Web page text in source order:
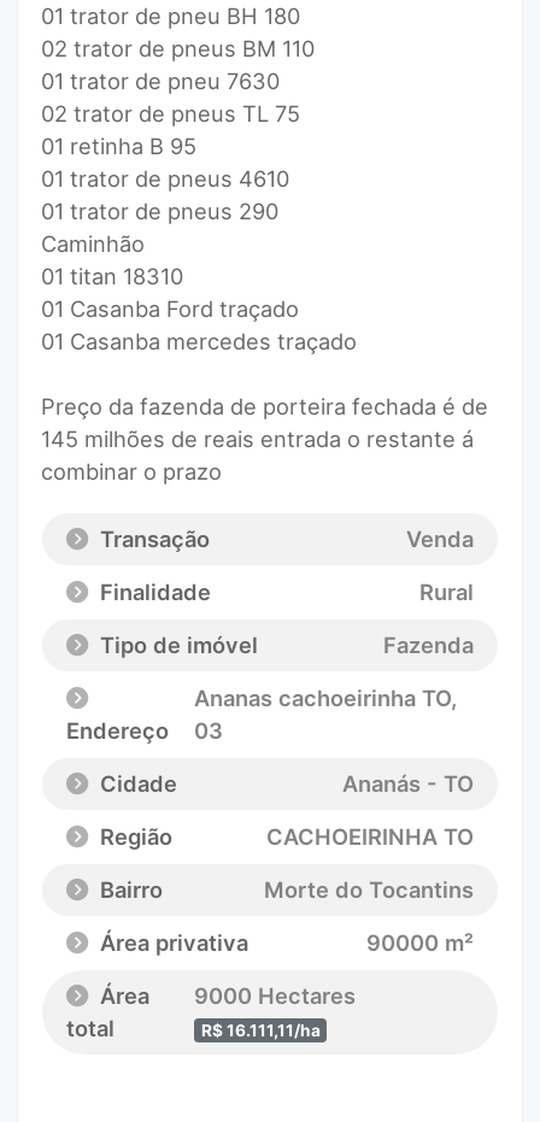
01 trator de pneu BH 180
02 trator de pneus BM 110
01 trator de pneu 7630
02 trator de pneus TL 75
01 retinha B 95
01 trator de pneus 4610
01 trator de pneus 290
Caminhão
01 titan 18310
01 Casanba Ford traçado
01 Casanba mercedes traçado
Preço da fazenda de porteira fechada é de
145 milhões de reais entrada o restante á
combinar o prazo
Transação
Venda
Finalidade
Rural
Tipo de imóvel
Fazenda
Endereço
Ananas cachoeirinha TO,
03
Cidade
Ananás - TO
Região
CACHOEIRINHA TO
Bairro
Morte do Tocantins
Área privativa
90000 m²
Área
total
9000 Hectares
R$ 16.111,11/ha